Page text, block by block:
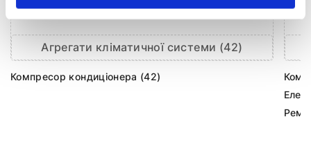
Агрегати кліматичної системи (42)
Компресор кондиціонера (42)